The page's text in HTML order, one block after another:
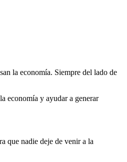
la economía. Siempre del lado de
economía y ayudar a generar
que nadie deje de venir a la